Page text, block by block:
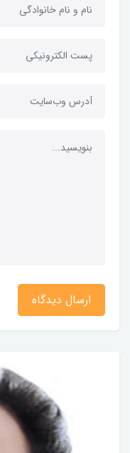
ارسال دیدگاه